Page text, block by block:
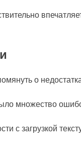
о
множество
с загрузкой